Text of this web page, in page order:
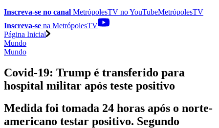
Inscreva-se no canal MetrópolesTV noYouTubeMetrópolesTV
Inscreva-se na MetrópolesTV
Página Inicial
Mundo
Mundo
Covid-19: Trump é transferido para
hospital militar após teste positivo
Medida foi tomada 24 horas após o norte-
americano testar positivo. Segundo